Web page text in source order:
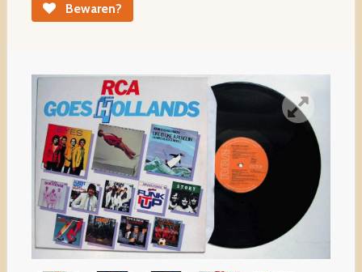
Bewaren?